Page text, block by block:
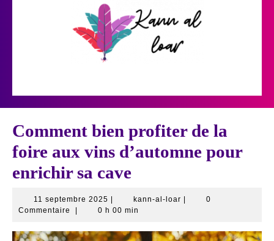
Button
Comment bien profiter de la
foire aux vins d’automne pour
enrichir sa cave
11 septembre 2025 11
septembre
kann-al-loarkann-
0
Commentaire
0 h 00 min